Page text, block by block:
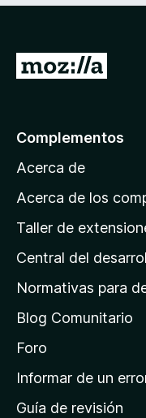
p
á
n
a
e
i
n
c
Complementos
Acerca de
Acerca de los
Taller de
Central del
Normativas para
Blog Comunitario
Foro
Informar de un
Guía de revisión